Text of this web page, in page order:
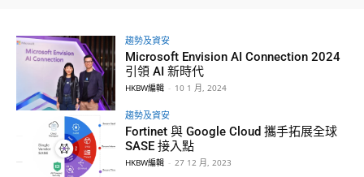
趨勢及資安
Microsoft Envision AI Connection 2024
引領 AI 新時代
HKBW編輯 - 10 1 月, 2024
趨勢及資安
Fortinet 與 Google Cloud 攜手拓展全球
SASE 接入點
HKBW編輯 - 27 12 月, 2023